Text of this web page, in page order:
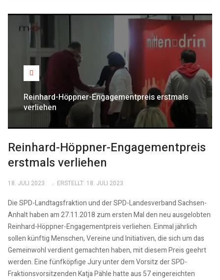
Reinhard-Höppner-Engagementpreis erstmals
verliehen
Reinhard-Höppner-Engagementpreis
erstmals verliehen
18. JULI 2023 ERSTELLT: 18. JULI 2023
Die SPD-Landtagsfraktion und der SPD-Landesverband Sachsen-
Anhalt haben am 27.11.2018 zum ersten Mal den neu ausgelobten
Reinhard-Höppner-Engagementpreis verliehen. Einmal jährlich
sollen künftig Menschen, Vereine und Initiativen, die sich um das
Gemeinwohl verdient gemachten haben, mit diesem Preis geehrt
werden. Eine fünfköpfige Jury unter dem Vorsitz der SPD-
Fraktionsvorsitzenden Katja Pähle hatte aus 57 eingereichten